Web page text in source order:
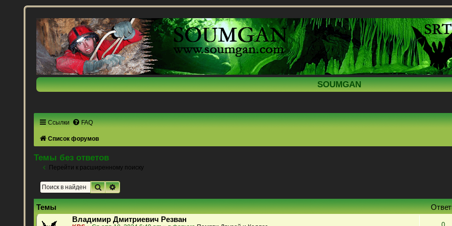
SOUMGAN
Ссылки FAQ
Список форумов
Темы без ответов
Перейти к расширенному поиску
ПоискРасширенный поиск
Темы
Владимир Дмитриевич Резван